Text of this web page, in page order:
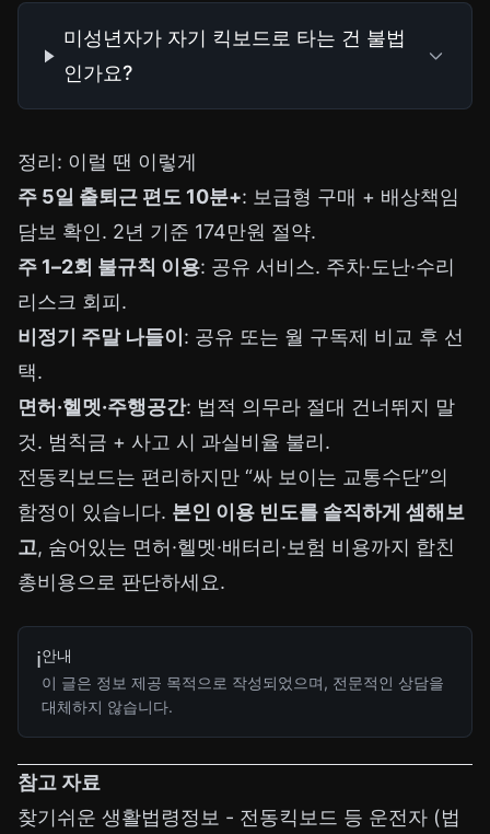
미성년자가 자기 킥보드로 타는 건 불법
인가요?
정리: 이럴 땐 이렇게
주 5일 출퇴근 편도 10분+: 보급형 구매 + 배상책임
담보 확인. 2년 기준 174만원 절약.
주 1–2회 불규칙 이용: 공유 서비스. 주차·도난·수리
리스크 회피.
비정기 주말 나들이 : 공유 또는 월 구독제 비교 후 선
택.
면허·헬멧·주행공간: 법적 의무라 절대 건너뛰지 말
것. 범칙금 + 사고 시 과실비율 불리.
전동킥보드는 편리하지만 “싸 보이는 교통수단”의
함정이 있습니다. 본인 이용 빈도를 솔직하게 셈해보
고, 숨어있는 면허·헬멧·배터리·보험 비용까지 합친
총비용으로 판단하세요.
ℹ️안내
이 글은 정보 제공 목적으로 작성되었으며, 전문적인 상담을
대체하지 않습니다.
참고 자료
찾기쉬운 생활법령정보 - 전동킥보드 등 운전자 (법